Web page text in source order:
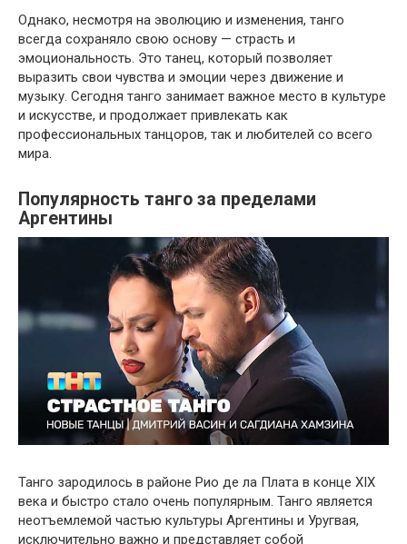
Однако, несмотря на эволюцию и изменения, танго
всегда сохраняло свою основу — страсть и
эмоциональность. Это танец, который позволяет
выразить свои чувства и эмоции через движение и
музыку. Сегодня танго занимает важное место в культуре
и искусстве, и продолжает привлекать как
профессиональных танцоров, так и любителей со всего
мира.
Популярность танго за пределами
Аргентины
Танго зародилось в районе Рио де ла Плата в конце XIX
века и быстро стало очень популярным. Танго является
неотъемлемой частью культуры Аргентины и Уругвая,
исключительно важно и представляет собой